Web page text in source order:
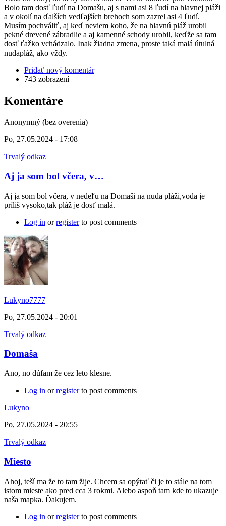
Bolo tam dosť ľudí na Domašu, aj s nami asi 8 ľudí na hlavnej pláži
a v okolí na ďalších vedľajších brehoch som zazrel asi 4 ľudí.
Musím pochváliť, aj keď neviem koho, že na hlavnú pláž urobil
pekné drevené zábradlie a aj kamenné schody urobil, keďže sa tam
dosť ťažko vchádzalo. Inak žiadna zmena, proste taká malá útulná
nudapláž, ako vždy.
Pridať nový komentár
743 zobrazení
Komentáre
Anonymný (bez overenia)
Po, 27.05.2024 - 17:08
Trvalý odkaz
Aj ja som bol včera, v…
Aj ja som bol včera, v nedeľu na Domaši na nuda pláži,voda je
príliš vysoko,tak pláž je dosť malá.
Log in orregisterto post comments
Lukyno7777
Po, 27.05.2024 - 20:01
Trvalý odkaz
Domaša
Ano, no dúfam že cez leto klesne.
Log in orregisterto post comments
Lukyno
Po, 27.05.2024 - 20:55
Trvalý odkaz
Miesto
Ahoj, teší ma že to tam žije. Chcem sa opýtať či je to stále na tom
istom mieste ako pred cca 3 rokmi. Alebo aspoň tam kde to ukazuje
naša mapka. Ďakujem.
Log in orregisterto post comments